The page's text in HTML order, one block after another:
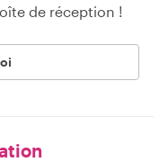
de réception !